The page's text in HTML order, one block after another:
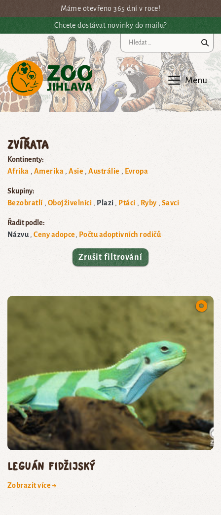
Přejít na hlavní obsahMáme otevřeno 365 dní v roce!
Chcete dostávat novinky do mailu?
Menu
Zvířata
Kontinenty:
Afrika
Amerika Asie Austrálie Evropa
Skupiny:
Bezobratlí
Obojživelníci Plazi Ptáci Ryby Savci
Řadit podle:
Názvu
Ceny adopce Počtu adoptivních rodičů
Zrušit filtrování
leguán fidžijský
Zobrazit více →